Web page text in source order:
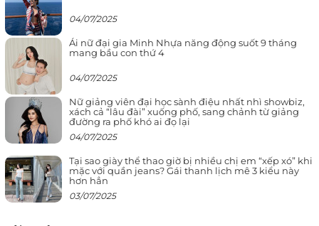
04/07/2025
Ái nữ đại gia Minh Nhựa năng động suốt 9 tháng
mang bầu con thứ 4
04/07/2025
Nữ giảng viên đại học sành điệu nhất nhì showbiz,
xách cả “lâu đài” xuống phố, sang chảnh từ giảng
đường ra phố khó ai đọ lại
04/07/2025
Tại sao giày thể thao giờ bị nhiều chị em “xếp xó” khi
mặc với quần jeans? Gái thanh lịch mê 3 kiểu này
hơn hẳn
03/07/2025